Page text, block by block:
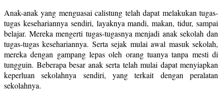
Anak-anak yang menguasai calistung telah dapat melakukan tugas-
tugas kesehariannya sendiri, layaknya mandi, makan, tidur, sampai
belajar. Mereka mengerti tugas-tugasnya menjadi anak sekolah dan
tugas-tugas kesehariannya. Serta sejak mulai awal masuk sekolah,
mereka dengan gampang lepas oleh orang tuanya tanpa mesti di
tungguin. Beberapa besar anak serta telah mulai dapat menyiapkan
keperluan sekolahnya sendiri, yang terkait dengan peralatan
sekolahnya.